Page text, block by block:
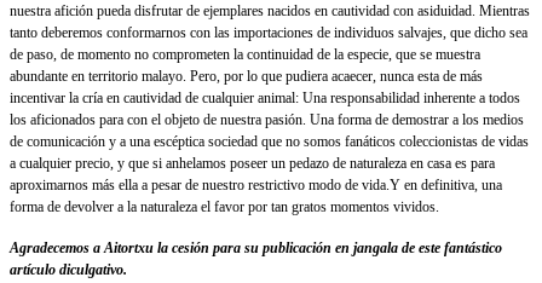
nuestra afición pueda disfrutar de ejemplares nacidos en cautividad con asiduidad. Mientras
tanto deberemos conformarnos con las importaciones de individuos salvajes, que dicho sea
de paso, de momento no comprometen la continuidad de la especie, que se muestra
abundante en territorio malayo. Pero, por lo que pudiera acaecer, nunca esta de más
incentivar la cría en cautividad de cualquier animal: Una responsabilidad inherente a todos
los aficionados para con el objeto de nuestra pasión. Una forma de demostrar a los medios
de comunicación y a una escéptica sociedad que no somos fanáticos coleccionistas de vidas
a cualquier precio, y que si anhelamos poseer un pedazo de naturaleza en casa es para
aproximarnos más ella a pesar de nuestro restrictivo modo de vida.Y en definitiva, una
forma de devolver a la naturaleza el favor por tan gratos momentos vividos.
Agradecemos a Aitortxu la cesión para su publicación en jangala de este fantástico
artículo diculgativo.